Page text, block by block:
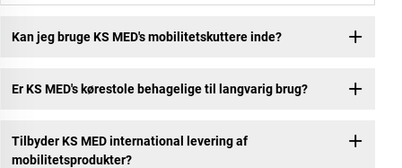
Kan jeg bruge KS MED's mobilitetskuttere inde?
Er KS MED's kørestole behagelige til langvarig brug?
Tilbyder KS MED international levering af
mobilitetsprodukter?